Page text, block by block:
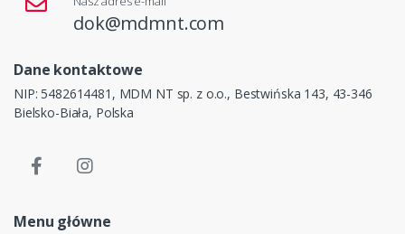
dok@mdmnt.com
Dane kontaktowe
NIP: 5482614481, MDM NT sp. z o.o., Bestwińska 143, 43-346
Bielsko-Biała, Polska
Menu główne